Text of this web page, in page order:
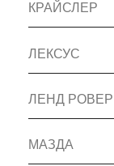
КРАЙСЛЕР
ЛЕКСУС
ЛЕНД РОВЕР
МАЗДА